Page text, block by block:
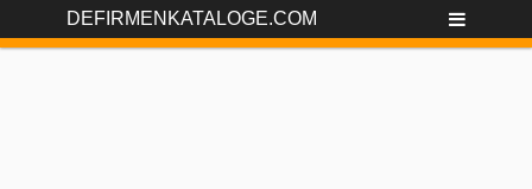
DEFIRMENKATALOGE.COM